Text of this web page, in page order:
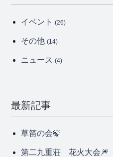
イベント(26)
その他(14)
ニュース(4)
最新記事
草笛の会🍃
第二九重荘 花火大会🎆